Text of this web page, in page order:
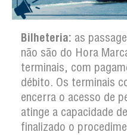
Bilheteria: as
não são do Hora
terminais, com
débito. Os terminais
encerra o acesso de
atinge a capacidade
finalizado o